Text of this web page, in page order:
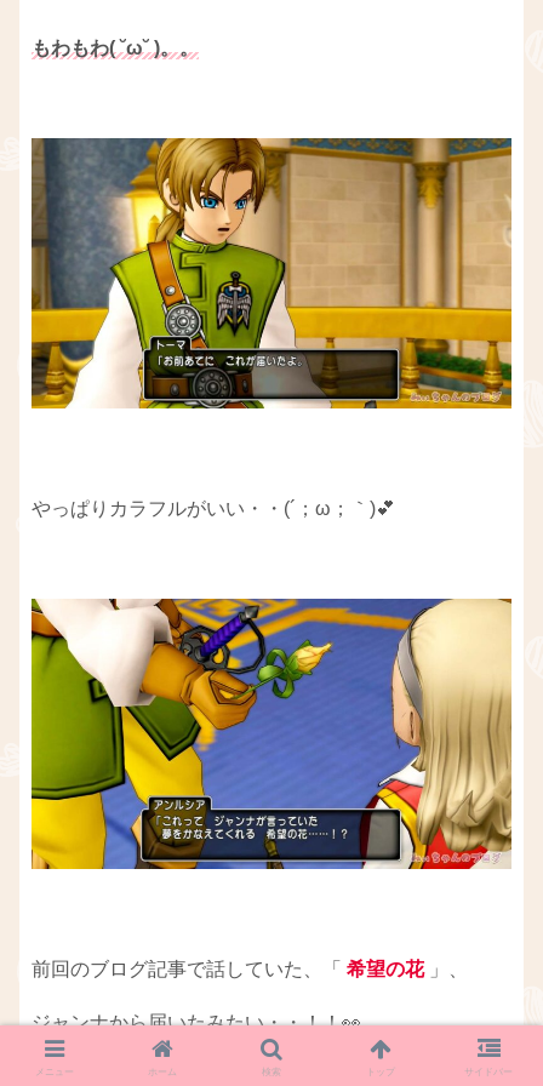
もわもわ( ˘ω˘ )。。
やっぱりカラフルがいい・・(´；ω；｀)💕
前回のブログ記事で話していた、「 希望の花」、
ジャンナから届いたみたい・・！！👀
メニュー ホーム 検索 トップ サイドバー